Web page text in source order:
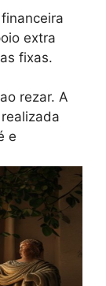
extra
fixas.
rezar. A
e